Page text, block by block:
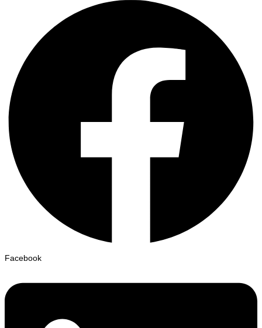
Facebook